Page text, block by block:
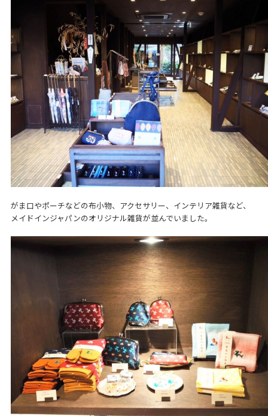
がま口やポーチなどの布小物、アクセサリー、インテリア雑貨など、
メイドインジャパンのオリジナル雑貨が並んでいました。